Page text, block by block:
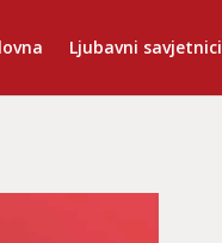
Ljubavni savjetnici